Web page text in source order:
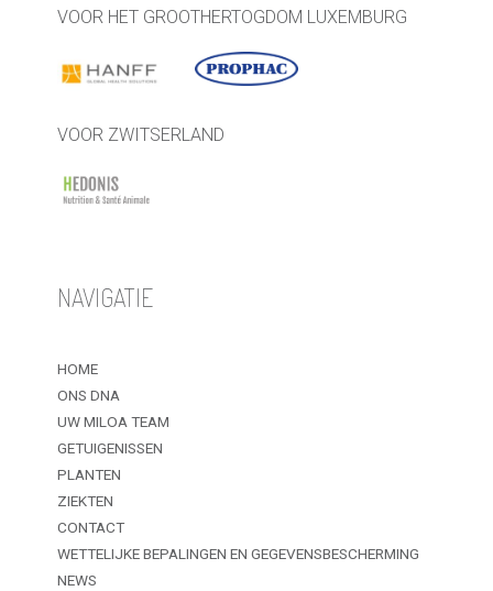
VOOR HET GROOTHERTOGDOM LUXEMBURG
VOOR ZWITSERLAND
NAVIGATIE
HOME
ONS DNA
UW MILOA TEAM
GETUIGENISSEN
PLANTEN
ZIEKTEN
CONTACT
WETTELIJKE BEPALINGEN EN GEGEVENSBESCHERMING
NEWS